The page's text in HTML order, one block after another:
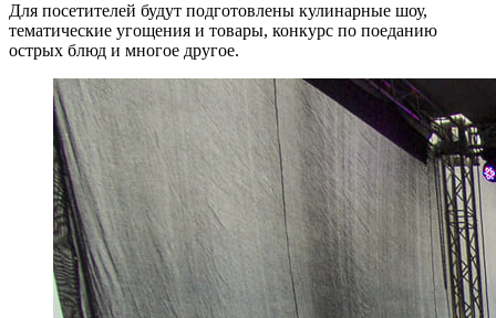
Для посетителей будут подготовлены кулинарные шоу,
тематические угощения и товары, конкурс по поеданию
острых блюд и многое другое.